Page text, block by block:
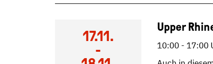
17.11.
-
Upper
10:00 - 17:00